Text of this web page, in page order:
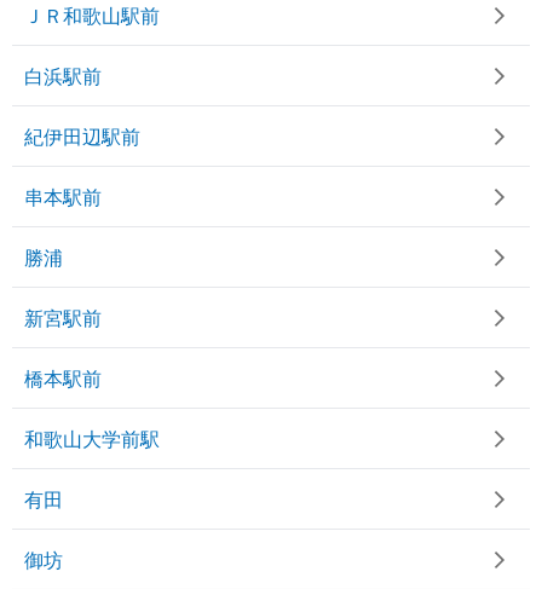
ＪＲ和歌山駅前
白浜駅前
紀伊田辺駅前
串本駅前
勝浦
新宮駅前
橋本駅前
和歌山大学前駅
有田
御坊